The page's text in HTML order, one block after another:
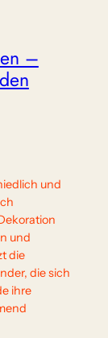
–
und
und
die
die sich
ihre